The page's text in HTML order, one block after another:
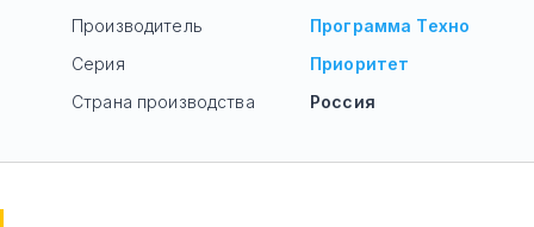
Производитель
Программа Техно
Серия
Приоритет
Страна производства
Россия